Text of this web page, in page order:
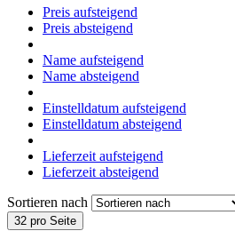
Preis aufsteigend
Preis absteigend
Name aufsteigend
Name absteigend
Einstelldatum aufsteigend
Einstelldatum absteigend
Lieferzeit aufsteigend
Lieferzeit absteigend
Sortieren nach
32 pro Seite